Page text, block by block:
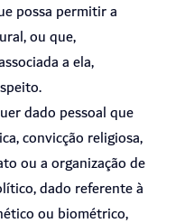
possa permitir a
ou que,
a ela,
dado pessoal que
convicção religiosa,
ou a organização de
dado referente à
ou biométrico,